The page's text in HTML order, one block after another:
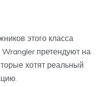
этого класса
претендуют на
хотят реальный